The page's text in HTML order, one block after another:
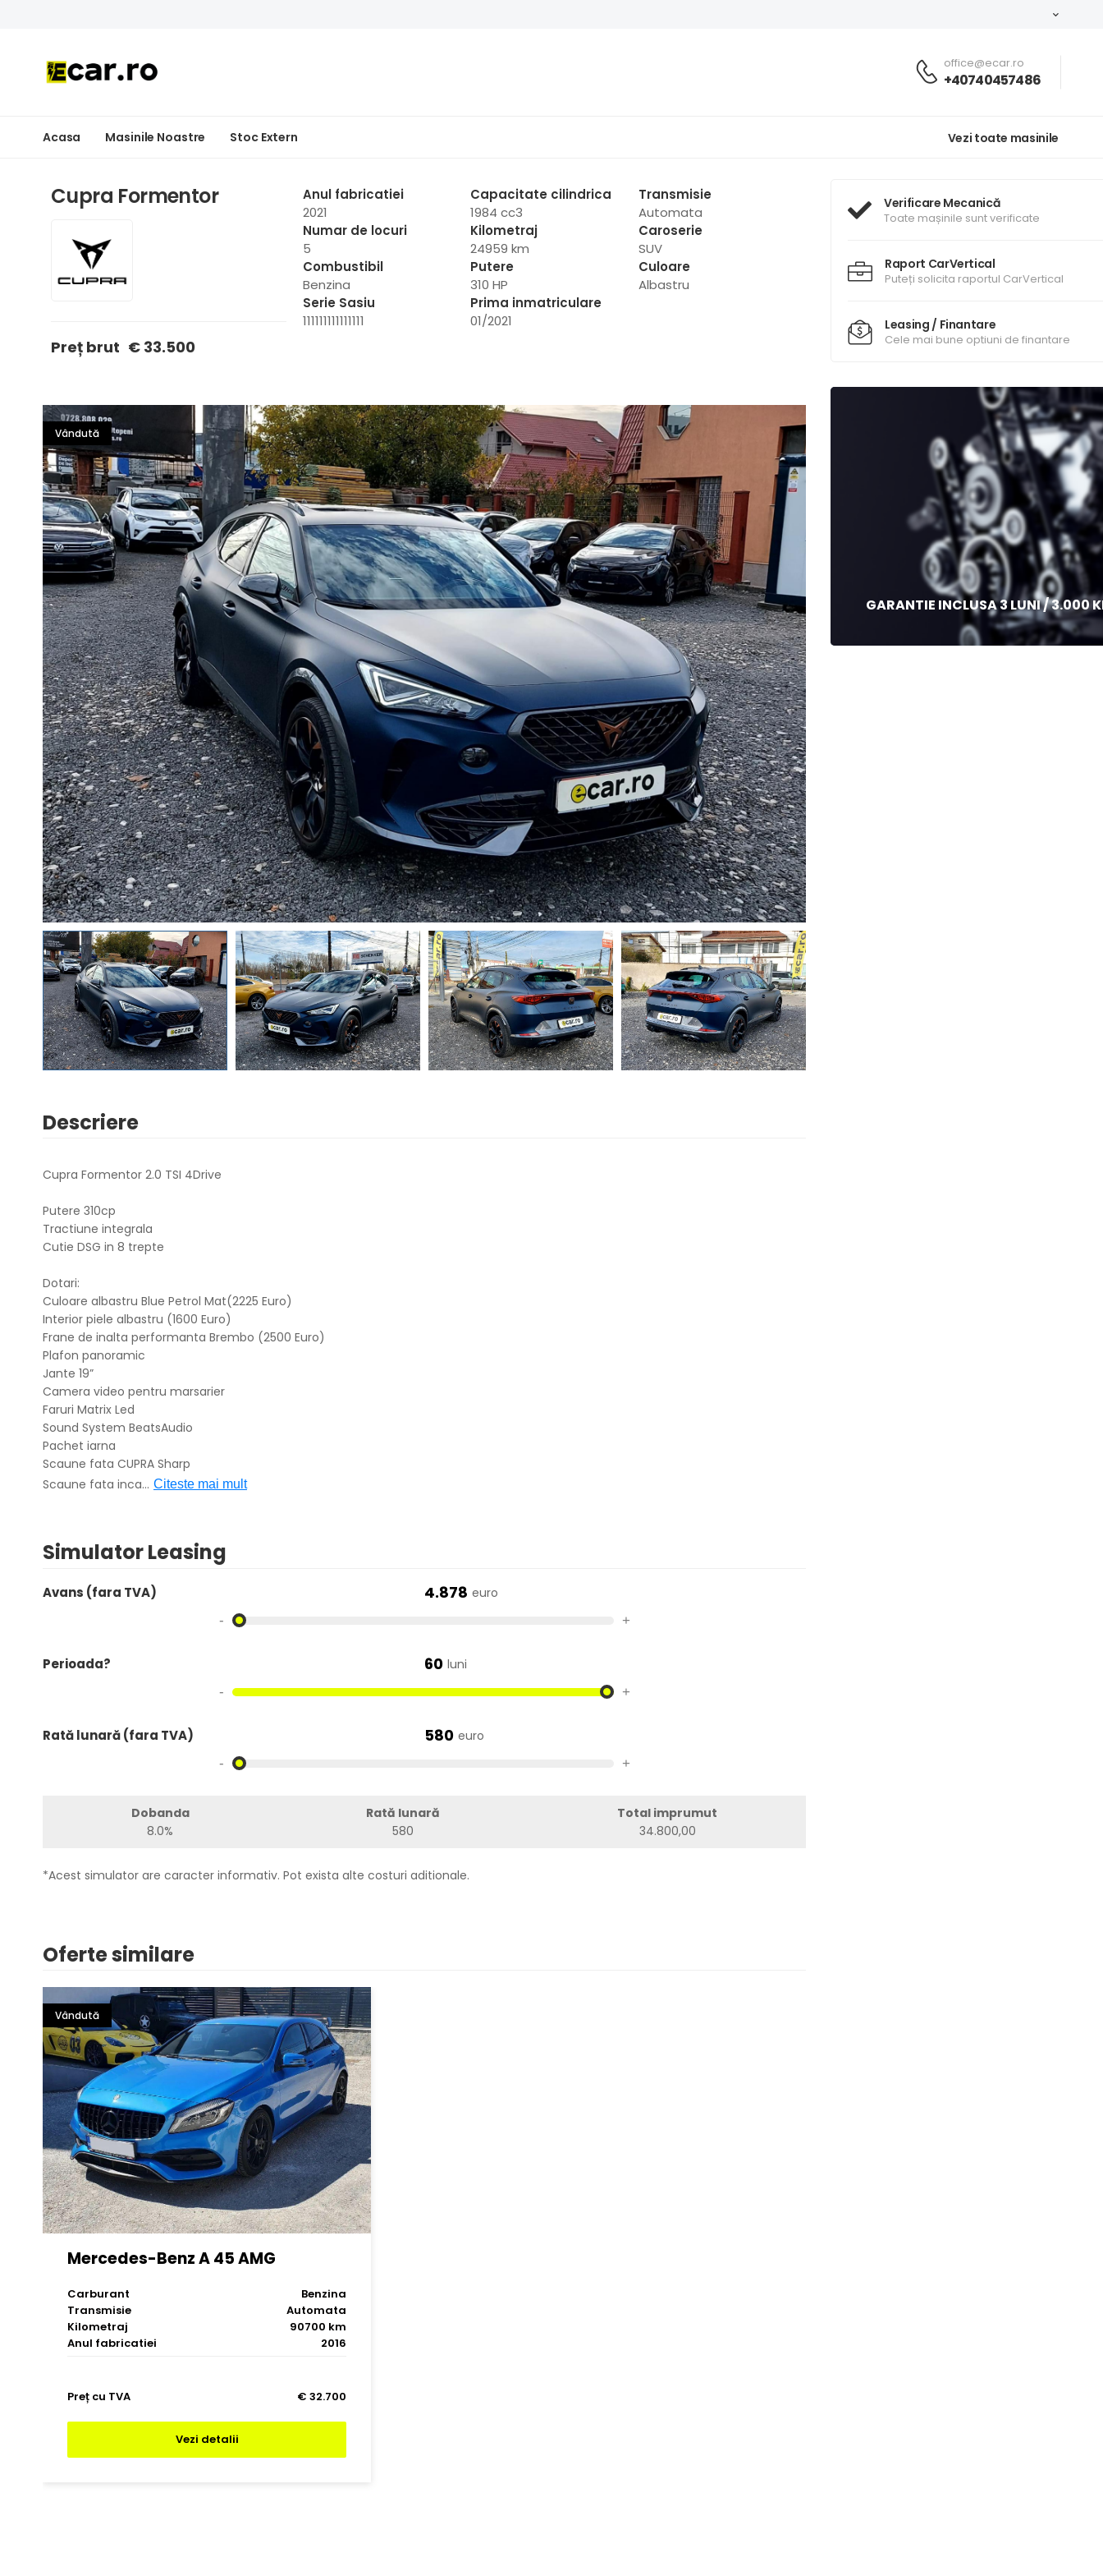
office@ecar.ro
+40740457486
Acasa Masinile Noastre Stoc Extern Vezi toate masinile
Cupra Formentor
Preț brut € 33.500
Anul fabricatiei
2021
Capacitate cilindrica
1984 cc3
Transmisie
Automata
Numar de locuri
5
Kilometraj
24959 km
Caroserie
SUV
Combustibil
Benzina
Putere
310 HP
Culoare
Albastru
Serie Sasiu
111111111111111
Prima inmatriculare
01/2021
Vândută
Descriere
Cupra Formentor 2.0 TSI 4Drive
Putere 310cp
Tractiune integrala
Cutie DSG in 8 trepte
Dotari:
Culoare albastru Blue Petrol Mat(2225 Euro)
Interior piele albastru (1600 Euro)
Frane de inalta performanta Brembo (2500 Euro)
Plafon panoramic
Jante 19”
Camera video pentru marsarier
Faruri Matrix Led
Sound System BeatsAudio
Pachet iarna
Scaune fata CUPRA Sharp
Scaune fata inca... Citeste mai mult
Simulator Leasing
Avans (fara TVA) 4.878 euro
- +
Perioada? 60 luni
- +
Rată lunară (fara TVA) 580 euro
- +
Dobanda
8.0%
Rată lunară
580
Total imprumut
34.800,00
*Acest simulator are caracter informativ. Pot exista alte costuri aditionale.
Oferte similare
Vândută
Mercedes-Benz A 45 AMG
Carburant
Benzina
Transmisie
Automata
Kilometraj
90700 km
Anul fabricatiei
2016
Preț cu TVA € 32.700
Vezi detalii
Verificare Mecanică
Toate mașinile sunt verificate
Raport CarVertical
Puteți solicita raportul CarVertical
Leasing / Finantare
Cele mai bune optiuni de finantare
GARANTIE INCLUSA 3 LUNI / 3.000